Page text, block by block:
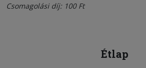
Csomagolási díj: 100 Ft
Étlap